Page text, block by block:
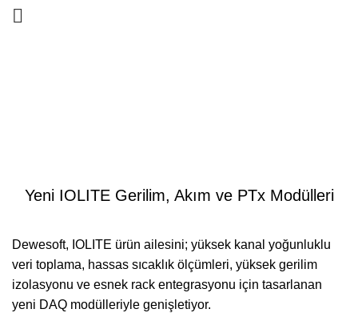
Yeni IOLITE Gerilim, Akım ve PTx Modülleri
Dewesoft, IOLITE ürün ailesini; yüksek kanal yoğunluklu
veri toplama, hassas sıcaklık ölçümleri, yüksek gerilim
izolasyonu ve esnek rack entegrasyonu için tasarlanan
yeni DAQ modülleriyle genişletiyor.